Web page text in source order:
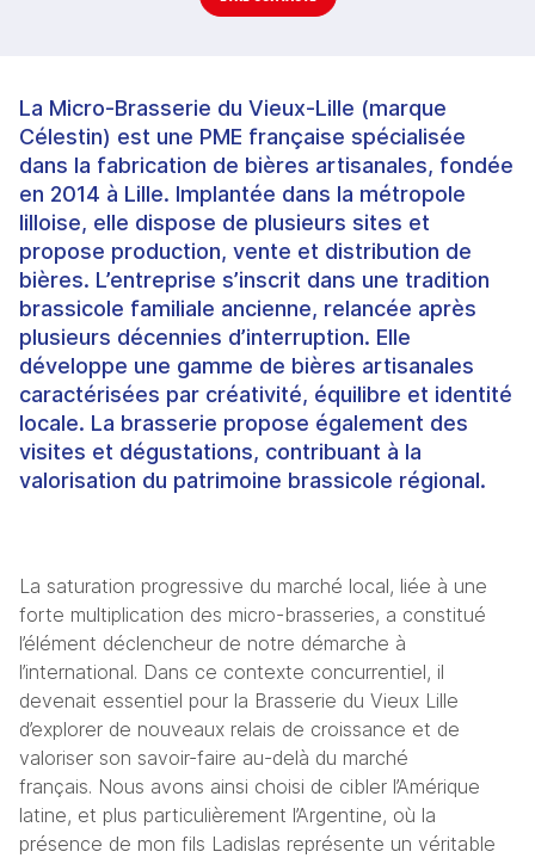
La Micro‑Brasserie du Vieux‑Lille (marque
Célestin) est une PME française spécialisée
dans la fabrication de bières artisanales, fondée
en 2014 à Lille. Implantée dans la métropole
lilloise, elle dispose de plusieurs sites et
propose production, vente et distribution de
bières. L’entreprise s’inscrit dans une tradition
brassicole familiale ancienne, relancée après
plusieurs décennies d’interruption. Elle
développe une gamme de bières artisanales
caractérisées par créativité, équilibre et identité
locale. La brasserie propose également des
visites et dégustations, contribuant à la
valorisation du patrimoine brassicole régional.
La saturation progressive du marché local, liée à une
forte multiplication des micro-brasseries, a constitué
l’élément déclencheur de notre démarche à
l’international. Dans ce contexte concurrentiel, il
devenait essentiel pour la Brasserie du Vieux Lille
d’explorer de nouveaux relais de croissance et de
valoriser son savoir-faire au-delà du marché
français. Nous avons ainsi choisi de cibler l’Amérique
latine, et plus particulièrement l’Argentine, où la
présence de mon fils Ladislas représente un véritable